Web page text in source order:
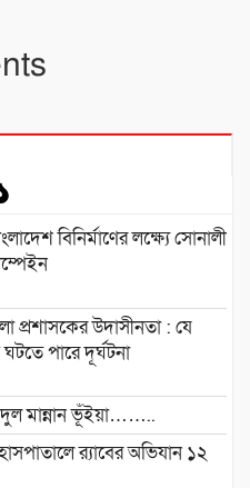
বিনির্মাণের লক্ষ্যে সোনালী
প্রশাসকের উদাসীনতা : যে
পারে দূর্ঘটনা
মান্নান ভূঁইয়া……..
র‍্যাবের অভিযান ১২